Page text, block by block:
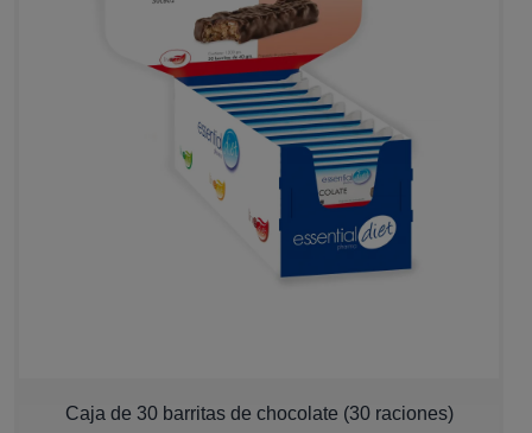
Caja de 30 barritas de chocolate (30 raciones)